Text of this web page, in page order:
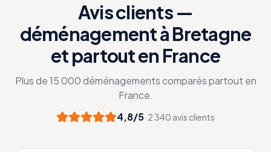
Avis clients —
déménagement à Bretagne
et partout en France
Plus de 15 000 déménagements comparés partout en
France.
4,8/5· 2 340 avis clients